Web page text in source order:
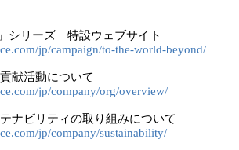
シリーズ 特設ウェブサイト
jp/campaign/to-the-world-beyond/
献活動について
jp/company/org/overview/
ナビリティの取り組みについて
jp/company/sustainability/